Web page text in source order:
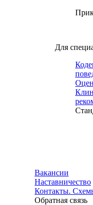
Для
Вакансии
Наставничество
Контакты.
Обратная связь